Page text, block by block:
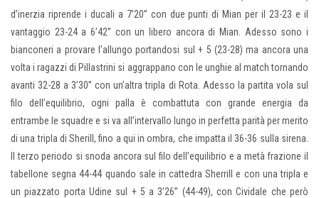
d’inerzia riprende i ducali a 7’20” con due punti di Mian per il 23-23 e il
vantaggio 23-24 a 6’42” con un libero ancora di Mian. Adesso sono i
bianconeri a provare l’allungo portandosi sul + 5 (23-28) ma ancora una
volta i ragazzi di Pillastrini si aggrappano con le unghie al match tornando
avanti 32-28 a 3’30” con un’altra tripla di Rota. Adesso la partita vola sul
filo dell’equilibrio, ogni palla è combattuta con grande energia da
entrambe le squadre e si va all’intervallo lungo in perfetta parità per merito
di una tripla di Sherill, fino a qui in ombra, che impatta il 36-36 sulla sirena.
Il terzo periodo si snoda ancora sul filo dell’equilibrio e a metà frazione il
tabellone segna 44-44 quando sale in cattedra Sherrill e con una tripla e
un piazzato porta Udine sul + 5 a 3’26” (44-49), con Cividale che però